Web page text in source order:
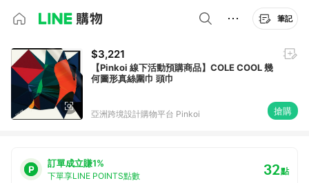
筆記
$3,221
【Pinkoi 線下活動預購商品】COLE COOL 幾
何圖形真絲圍巾 頭巾
亞洲跨境設計購物平台 Pinkoi 搶購
訂單成立賺1%
下單享LINE POINTS點數 32點